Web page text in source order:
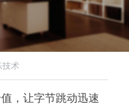
技术
，让字节跳动迅速